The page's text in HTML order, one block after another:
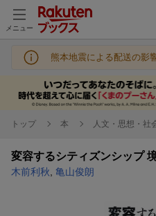
メニュー
熊本地震による配送の影
トップ 本 人文・思想・社
変容するシティズンシップ
木前利秋 亀山俊朗